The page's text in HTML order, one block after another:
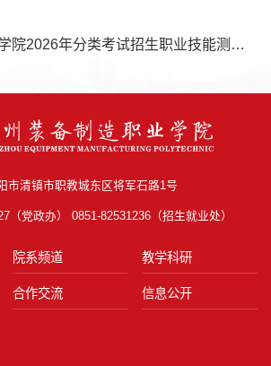
贵州装备制造职业学院2026年分类考试招生职业技能测试考生须知
市清镇市职教城东区将军石路1号
（党政办） 0851-82531236（招生就业处）
院系频道 教学科研
合作交流 信息公开